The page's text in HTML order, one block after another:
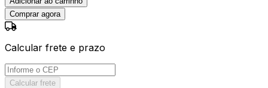
Comprar agora
Calcular frete e prazo
Calcular frete